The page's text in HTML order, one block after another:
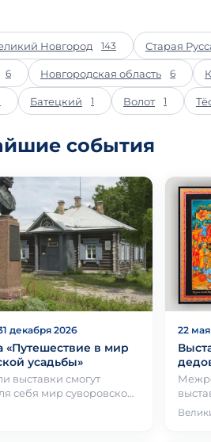
Новгород 143 Старая
6 Новгородская область 6
Батецкий 1 Волот 1
события
декабря 2026
«Путешествие в мир
усадьбы»
выставки смогут
себя мир суворовской
которой в конце ХVIII
полководе…
22 мая